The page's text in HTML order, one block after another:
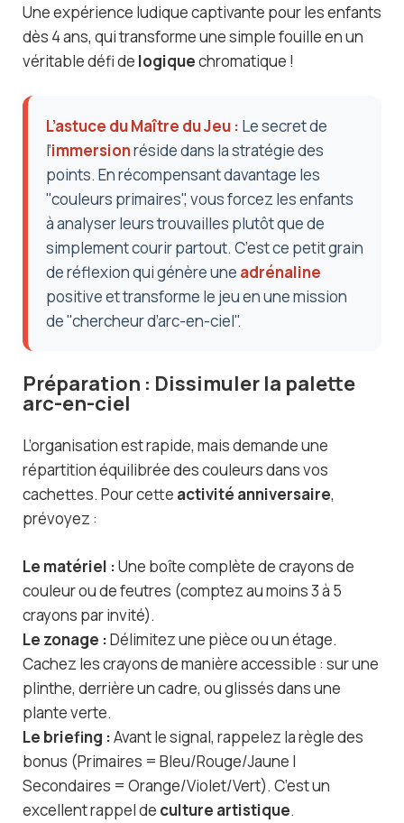
Une expérience ludique captivante pour les enfants
dès 4 ans, qui transforme une simple fouille en un
véritable défi de logiquechromatique !
L’astuce du Maître du Jeu : Le secret de
l’immersionréside dans la stratégie des
points. En récompensant davantage les
"couleurs primaires", vous forcez les enfants
à analyser leurs trouvailles plutôt que de
simplement courir partout. C’est ce petit grain
de réflexion qui génère une adrénaline
positive et transforme le jeu en une mission
de "chercheur d’arc-en-ciel".
Préparation : Dissimuler la palette
arc-en-ciel
L’organisation est rapide, mais demande une
répartition équilibrée des couleurs dans vos
cachettes. Pour cette activité anniversaire,
prévoyez :
Le matériel :Une boîte complète de crayons de
couleur ou de feutres (comptez au moins 3 à 5
crayons par invité).
Le zonage :Délimitez une pièce ou un étage.
Cachez les crayons de manière accessible : sur une
plinthe, derrière un cadre, ou glissés dans une
plante verte.
Le briefing :Avant le signal, rappelez la règle des
bonus (Primaires = Bleu/Rouge/Jaune |
Secondaires = Orange/Violet/Vert). C’est un
excellent rappel de culture artistique.